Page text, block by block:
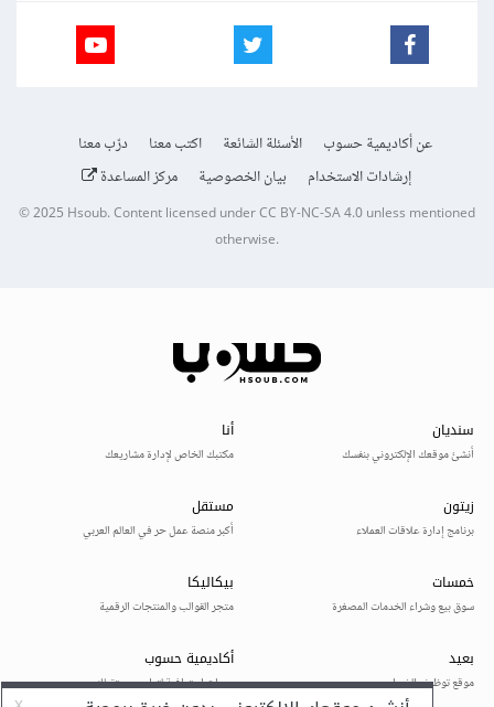
عن أكاديمية حسوب الأسئلة الشائعة اكتب معنا
درّب معنا
إرشادات الاستخدام
بيان الخصوصية مركز المساعدة
© 2025Hsoub.Content licensed underCC BY-NC-SA 4.0unless mentioned
otherwise.